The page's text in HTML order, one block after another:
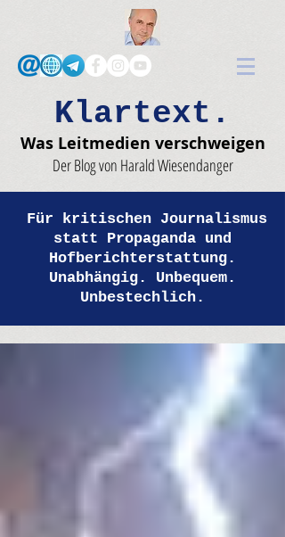
Klartext.
Was Leitmedien verschweigen
Der Blog von Harald Wiesendanger
Für kritischen Journalismus
statt Propaganda und
Hofberichterstattung.
Unabhängig. Unbequem.
Unbestechlich.